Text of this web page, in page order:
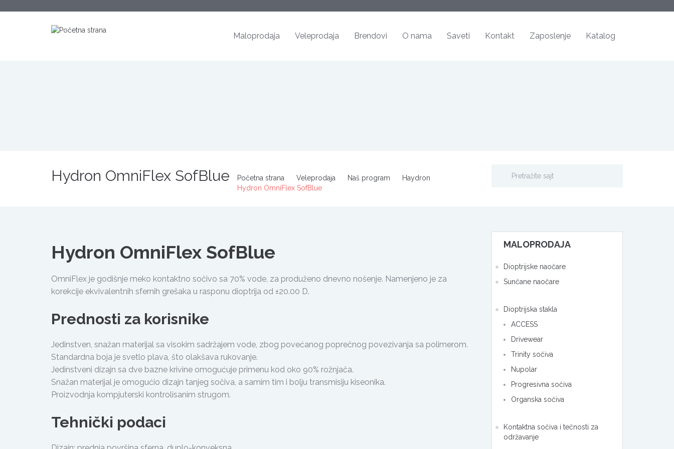
Maloprodaja Veleprodaja Brendovi O nama Saveti Kontakt Zaposlenje Katalog
Hydron OmniFlex SofBlue Početna strana Veleprodaja Naš program
Haydron
Hydron OmniFlex SofBlue
Hydron OmniFlex SofBlue
OmniFlex je godišnje meko kontaktno sočivo sa 70% vode, za produženo dnevno nošenje. Namenjeno je za
korekcije ekvivalentnih sfernih grešaka u rasponu dioptrija od ±20.00 D.
Prednosti za korisnike
Jedinstven, snažan materijal sa visokim sadržajem vode, zbog povećanog poprečnog povezivanja sa polimerom.
Standardna boja je svetlo plava, što olakšava rukovanje.
Jedinstveni dizajn sa dve bazne krivine omogućuje primenu kod oko 90% rožnjača.
Snažan materijal je omogućio dizajn tanjeg sočiva, a samim tim i bolju transmisiju kiseonika.
Proizvodnja kompjuterski kontrolisanim strugom.
Tehnički podaci
MALOPRODAJA
Dioptrijske naočare
Sunčane naočare
Dioptrijska stakla
ACCESS
Drivewear
Trinity sočiva
Nupolar
Progresivna sočiva
Organska sočiva
Kontaktna sočiva i tečnosti za
održavanje